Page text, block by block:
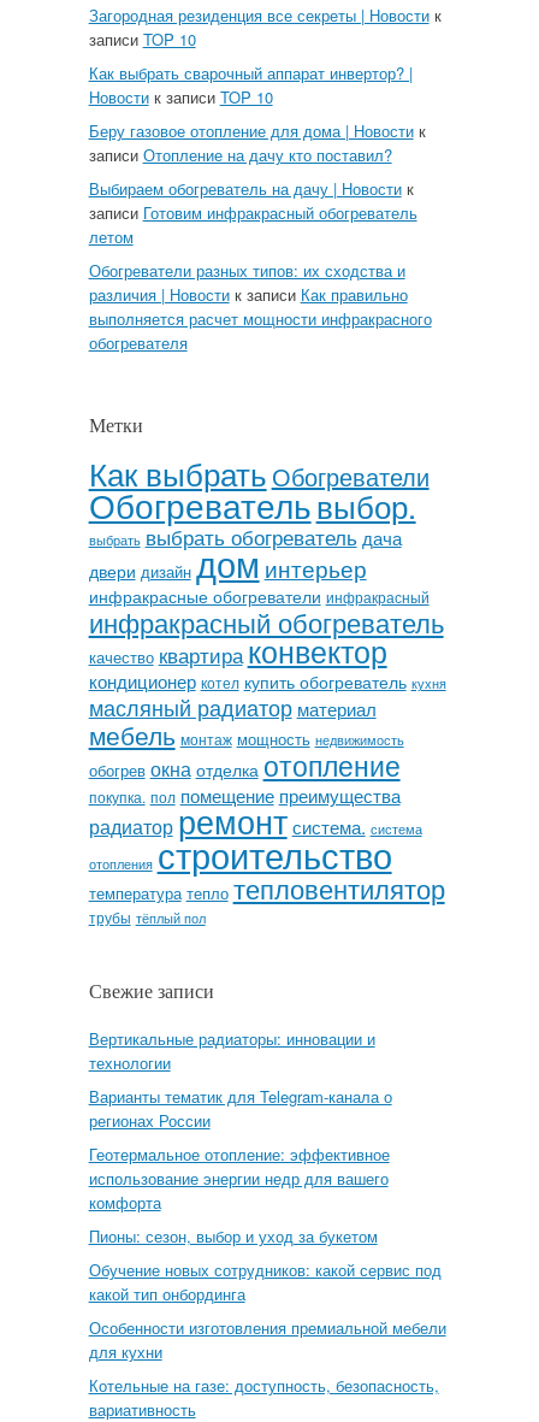
Загородная резиденция все секреты | Новостик
записи TOP 10
Как выбрать сварочный аппарат инвертор? |
Новостик записи TOP 10
Беру газовое отопление для дома | Новостик
записи Отопление на дачу кто поставил?
Выбираем обогреватель на дачу | Новостик
записи Готовим инфракрасный обогреватель
летом
Обогреватели разных типов: их сходства и
различия | Новостик записи Как правильно
выполняется расчет мощности инфракрасного
обогревателя
Метки
Как выбрать Обогреватели
Обогревательвыбор.
выбрать выбрать обогреватель дача
двери дизайн дом интерьер
инфракрасные обогреватели инфракрасный
инфракрасный обогреватель
качество квартираконвектор
кондиционер котел купить обогреватель кухня
масляный радиатор материал
мебель монтаж мощность недвижимость
обогрев окна отделка отопление
покупка. пол помещение преимущества
радиатор ремонт система. система
отопления строительство
температура тепло тепловентилятор
трубы тёплый пол
Свежие записи
Вертикальные радиаторы: инновации и
технологии
Варианты тематик для Telegram-канала о
регионах России
Геотермальное отопление: эффективное
использование энергии недр для вашего
комфорта
Пионы: сезон, выбор и уход за букетом
Обучение новых сотрудников: какой сервис под
какой тип онбординга
Особенности изготовления премиальной мебели
для кухни
Котельные на газе: доступность, безопасность,
вариативность